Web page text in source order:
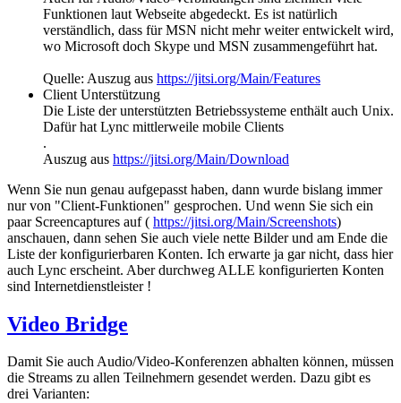
Funktionen laut Webseite abgedeckt. Es ist natürlich
verständlich, dass für MSN nicht mehr weiter entwickelt wird,
wo Microsoft doch Skype und MSN zusammengeführt hat.
Quelle: Auszug aus https://jitsi.org/Main/Features
Client Unterstützung
Die Liste der unterstützten Betriebssysteme enthält auch Unix.
Dafür hat Lync mittlerweile mobile Clients
.
Auszug aus https://jitsi.org/Main/Download
Wenn Sie nun genau aufgepasst haben, dann wurde bislang immer
nur von "Client-Funktionen" gesprochen. Und wenn Sie sich ein
paar Screencaptures auf ( https://jitsi.org/Main/Screenshots)
anschauen, dann sehen Sie auch viele nette Bilder und am Ende die
Liste der konfigurierbaren Konten. Ich erwarte ja gar nicht, dass hier
auch Lync erscheint. Aber durchweg ALLE konfigurierten Konten
sind Internetdienstleister !
Video Bridge
Damit Sie auch Audio/Video-Konferenzen abhalten können, müssen
die Streams zu allen Teilnehmern gesendet werden. Dazu gibt es
drei Varianten: